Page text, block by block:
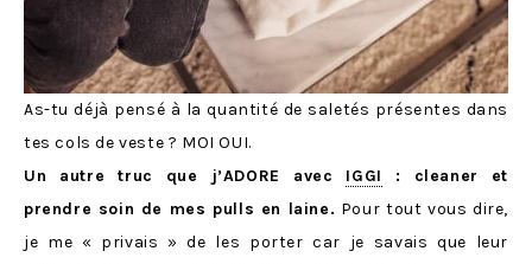
As-tu déjà pensé à la quantité de saletés présentes dans
tes cols de veste ? MOI OUI.
Un autre truc que j’ADORE avec IGGI
: cleaner et
prendre soin de mes pulls en laine. Pour tout vous dire,
je me « privais » de les porter car je savais que leur